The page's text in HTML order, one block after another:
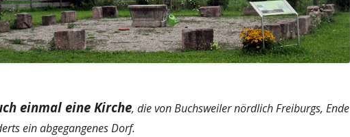
einmal eine Kirche, die von Buchsweiler nördlich Freiburgs, Ende
ein abgegangenes Dorf.